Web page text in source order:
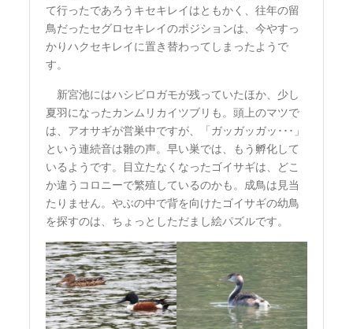
て行ったであろうキセキレイはともかく、往年の留
鳥だったセグロセキレイのポジションは、今やすっ
かりハクセキレイに置き替わってしまったようで
す。
新宮池にはハシビロガモが残っていたほか、少し
夏羽になったカンムリカイツブリも。頭上のマツで
は、アオサギが営巣中ですが、「ガッガッガッ･･･」
という連続音は雛の声。早い巣では、もう孵化して
いるようです。目立たなくなったゴイサギは、どこ
か違うコロニーで繁殖しているのかも。成鳥は見当
たりません。やぶの中で背を向けたゴイサギの幼鳥
を探すのは、ちょっとしただまし絵パズルです。